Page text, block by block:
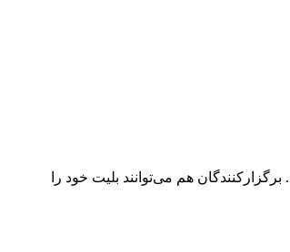
هم می‌توانند بلیت خود را